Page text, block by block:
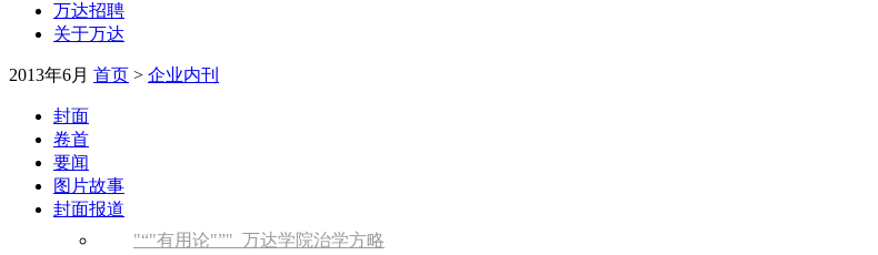
万达招聘
关于万达
2013年6月 首页 > 企业内刊
封面
卷首
要闻
图片故事
封面报道
“ 有用论 ”
万达学院治学方略